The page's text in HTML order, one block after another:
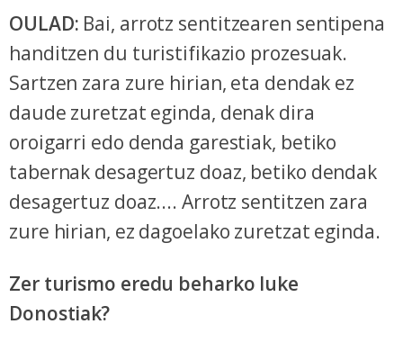
OULAD: Bai, arrotz sentitzearen sentipena
handitzen du turistifikazio prozesuak.
Sartzen zara zure hirian, eta dendak ez
daude zuretzat eginda, denak dira
oroigarri edo denda garestiak, betiko
tabernak desagertuz doaz, betiko dendak
desagertuz doaz.... Arrotz sentitzen zara
zure hirian, ez dagoelako zuretzat eginda.
Zer turismo eredu beharko luke
Donostiak?